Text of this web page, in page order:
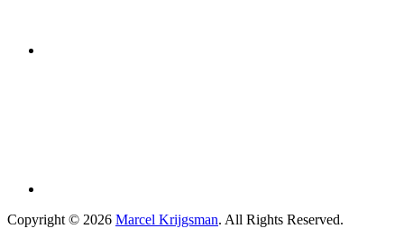
Copyright © 2026 Marcel Krijgsman. All Rights Reserved.